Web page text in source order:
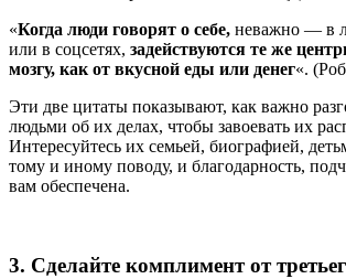
«Когда люди говорят о себе, неважно — в
или в соцсетях, задействуются те же
мозгу, как от вкусной еды или денег«.
Эти две цитаты показывают, как важно
людьми об их делах, чтобы завоевать их
Интересуйтесь их семьей, биографией,
тому и иному поводу, и благодарность,
вам обеспечена.
3. Сделайте комплимент от